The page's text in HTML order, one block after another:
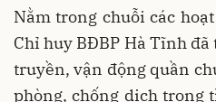
Nằm trong chuỗi các
Chỉ huy BĐBP Hà Tĩnh
truyền, vận động quần
phòng, chống dịch trong